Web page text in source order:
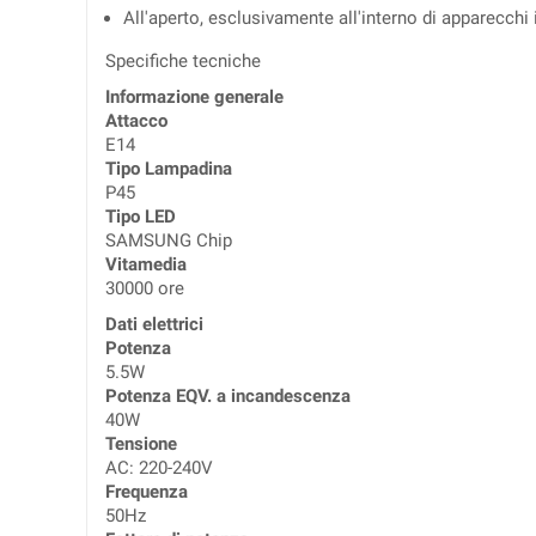
All'aperto, esclusivamente all'interno di apparecchi
Specifiche tecniche
Informazione generale
Attacco
E14
Tipo Lampadina
P45
Tipo LED
SAMSUNG Chip
Vitamedia
30000 ore
Dati elettrici
Potenza
5.5W
Potenza EQV. a incandescenza
40W
Tensione
AC: 220-240V
Frequenza
50Hz